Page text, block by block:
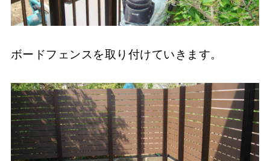
ボードフェンスを取り付けていきます。